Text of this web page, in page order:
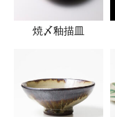
焼〆釉描皿